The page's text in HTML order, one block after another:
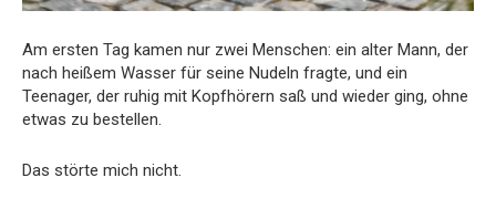
Am ersten Tag kamen nur zwei Menschen: ein alter Mann, der
nach heißem Wasser für seine Nudeln fragte, und ein
Teenager, der ruhig mit Kopfhörern saß und wieder ging, ohne
etwas zu bestellen.
Das störte mich nicht.